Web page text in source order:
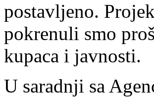
postavljeno.
pokrenuli smo
kupaca i javnosti.
U saradnji sa